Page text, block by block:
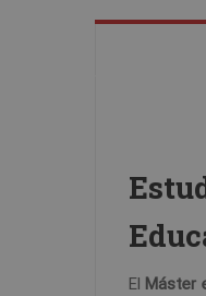
El Máster